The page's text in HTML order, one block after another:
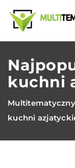
kuchni
Multitematyczny
kuchni